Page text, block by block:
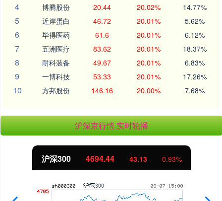
4 博腾股份 20.44 20.02% 14.77%
5 近岸蛋白 46.72 20.01% 5.62%
6 毕得医药 61.6 20.01% 6.12%
7 五洲医疗 83.62 20.01% 18.37%
8 耐科装备 49.67 20.01% 6.83%
9 一博科技 53.33 20.01% 17.26%
10 方邦股份 146.16 20.00% 7.68%
沪深京行情 实时轮播
北证50 1134.24 11.37 1.01%